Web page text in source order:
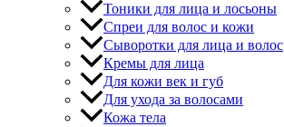
Тоники для лица и лосьоны
Спреи для волос и кожи
Сыворотки для лица и волос
Кремы для лица
Для кожи век и губ
Для ухода за волосами
Кожа тела